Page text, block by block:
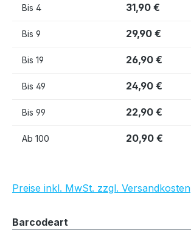
Bis 4 31,90 €
Bis 9 29,90 €
Bis 19 26,90 €
Bis 49 24,90 €
Bis 99 22,90 €
Ab 100 20,90 €
Preise inkl. MwSt. zzgl. Versandkosten
Barcodeart